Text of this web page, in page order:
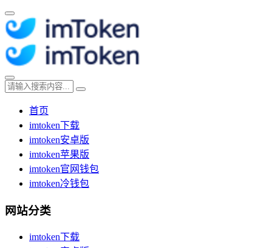
首页
imtoken下载
imtoken安卓版
imtoken苹果版
imtoken官网钱包
imtoken冷钱包
网站分类
imtoken下载